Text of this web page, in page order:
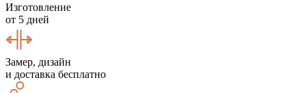
Изготовление
от 5 дней
Замер, дизайн
и доставка бесплатно